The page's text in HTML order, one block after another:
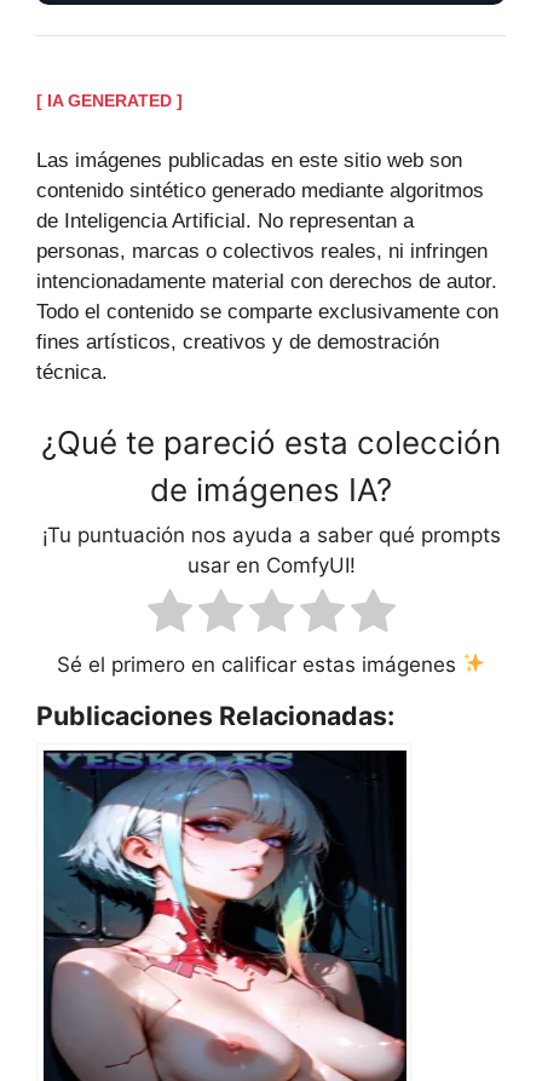
[ IA GENERATED ]
Las imágenes publicadas en este sitio web son
contenido sintético generado mediante algoritmos
de Inteligencia Artificial. No representan a
personas, marcas o colectivos reales, ni infringen
intencionadamente material con derechos de autor.
Todo el contenido se comparte exclusivamente con
fines artísticos, creativos y de demostración
técnica.
¿Qué te pareció esta colección
de imágenes IA?
¡Tu puntuación nos ayuda a saber qué prompts
usar en ComfyUI!
Sé el primero en calificar estas imágenes
Publicaciones Relacionadas: